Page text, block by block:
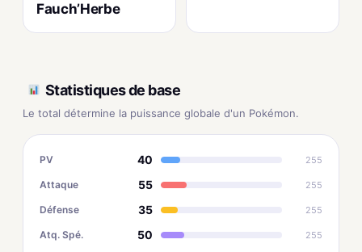
Fauch’Herbe
Statistiques de base
Le total détermine la puissance globale d'un Pokémon.
PV 40 255
Attaque 55 255
Défense 35 255
Atq. Spé. 50 255